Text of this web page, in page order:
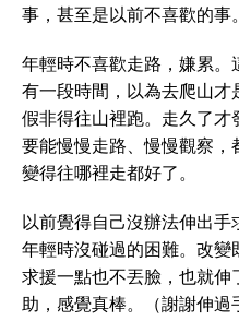
事，甚至是以前不喜歡的事。
年輕時不喜歡走路，嫌累。
有一段時間，以為去爬山
假非得往山裡跑。走久了
要能慢慢走路、慢慢觀察
變得往哪裡走都好了。
以前覺得自己沒辦法伸出
年輕時沒碰過的困難。改
求援一點也不丟臉，也就
助，感覺真棒。（謝謝伸過